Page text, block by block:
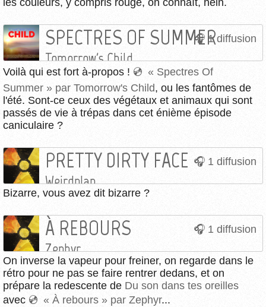
les couleurs, y compris rouge, on connaît, hein.
1 diffusion
SPECTRES OF SUMMER
Tomorrow's Child
Voilà qui est fort à-propos !
« Spectres Of
Summer » par Tomorrow's Child, ou les fantômes de
l'été. Sont-ce ceux des végétaux et animaux qui sont
passés de vie à trépas dans cet énième épisode
caniculaire ?
1 diffusion
PRETTY DIRTY FACE
Weirdplan
Bizarre, vous avez dit bizarre ?
1 diffusion
À REBOURS
Zephyr
On inverse la vapeur pour freiner, on regarde dans le
rétro pour ne pas se faire rentrer dedans, et on
prépare la redescente de Du son dans tes oreilles
avec
« À rebours » par Zephyr...